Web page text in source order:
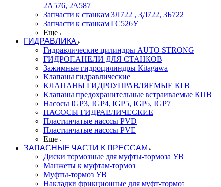
2А576, 2А587
Запчасти к станкам 3Л722 , 3Д722, 3Б722
Запчасти к станкам ГС526У
Еще
ГИДРАВЛИКА
Гидравлические цилиндры AUTO STRONG
ГИДРОПАНЕЛИ ДЛЯ СТАНКОВ
Зажимные гидроцилиндры Kitagawa
Клапаны гидравлические
КЛАПАНЫ ГИДРОУПРАВЛЯЕМЫЕ КГВ
Клапаны предохранительные встраиваемые КПВ
Насосы IGP3, IGP4, IGP5, IGP6, IGP7
НАСОСЫ ГИДРАВЛИЧЕСКИЕ
Пластинчатые насосы PVD
Пластинчатые насосы PVE
Еще
ЗАПАСНЫЕ ЧАСТИ К ПРЕССАМ
Диски тормозные для муфты-тормоза УВ
Манжеты к муфтам-тормоз
Муфты-тормоз УВ
Накладки фрикционные для муфт-тормоз